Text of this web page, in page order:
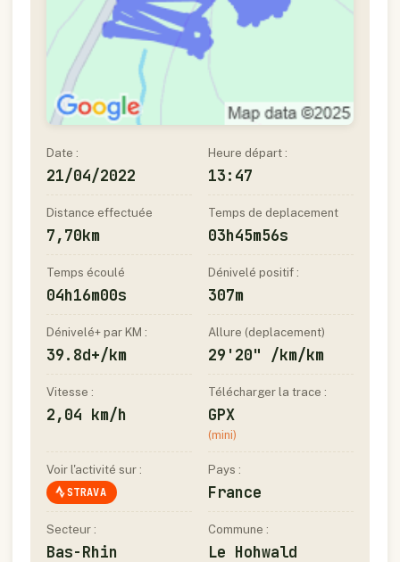
Date :
21/04/2022
Heure départ :
13:47
Distance effectuée
7,70km
Temps de deplacement
03h45m56s
Temps écoulé
04h16m00s
Dénivelé positif :
307m
Dénivelé+ par KM :
39.8d+/km
Allure (deplacement)
29'20" /km/km
Vitesse :
2,04 km/h
Télécharger la trace :
GPX
(mini)
Voir l'activité sur :
STRAVA
Pays :
France
Secteur :
Bas-Rhin
Commune :
Le Hohwald